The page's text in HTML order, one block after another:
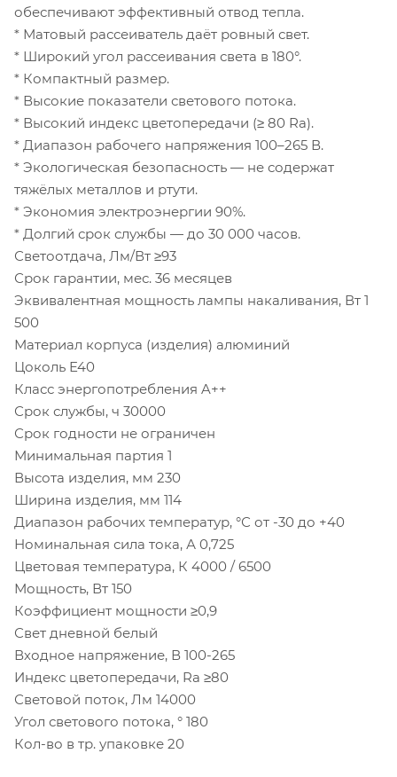
обеспечивают эффективный отвод тепла.
* Матовый рассеиватель даёт ровный свет.
* Широкий угол рассеивания света в 180°.
* Компактный размер.
* Высокие показатели светового потока.
* Высокий индекс цветопередачи (≥ 80 Ra).
* Диапазон рабочего напряжения 100–265 В.
* Экологическая безопасность — не содержат
тяжёлых металлов и ртути.
* Экономия электроэнергии 90%.
* Долгий срок службы — до 30 000 часов.
Светоотдача, Лм/Вт ≥93
Срок гарантии, мес. 36 месяцев
Эквивалентная мощность лампы накаливания, Вт 1
500
Материал корпуса (изделия) алюминий
Цоколь E40
Класс энергопотребления A++
Срок службы, ч 30000
Срок годности не ограничен
Минимальная партия 1
Высота изделия, мм 230
Ширина изделия, мм 114
Диапазон рабочих температур, °С от -30 до +40
Номинальная сила тока, А 0,725
Цветовая температура, К 4000 / 6500
Мощность, Вт 150
Коэффициент мощности ≥0,9
Свет дневной белый
Входное напряжение, В 100-265
Индекс цветопередачи, Ra ≥80
Световой поток, Лм 14000
Угол светового потока, ° 180
Кол-во в тр. упаковке 20